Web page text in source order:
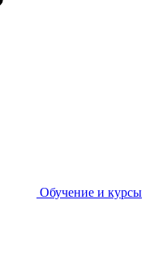
Обучение и курсы